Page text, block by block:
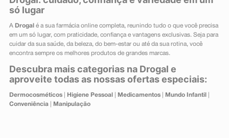
só lugar
A Drogal é a sua farmácia online completa, reunindo tudo o que você precisa
em um só lugar, com praticidade, confiança e vantagens exclusivas. Seja para
cuidar da sua saúde, da beleza, do bem-estar ou até da sua rotina, você
encontra sempre os melhores produtos de grandes marcas.
Descubra mais categorias na Drogal e
aproveite todas as nossas ofertas especiais:
Dermocosméticos| Higiene Pessoal Medicamentos| Mundo Infantil
Conveniência| Manipulação